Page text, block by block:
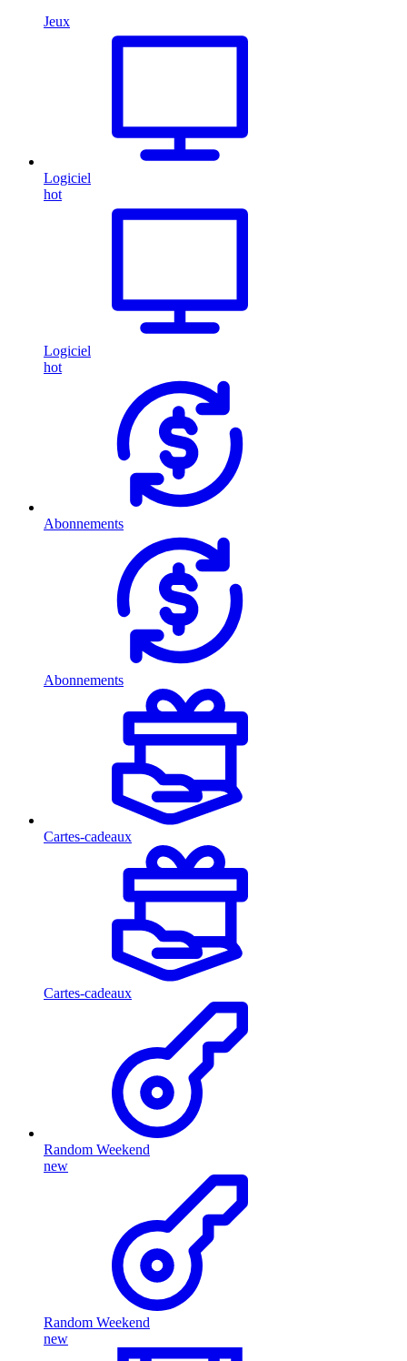
Jeux
Logiciel
hot
Logiciel
hot
Abonnements
Abonnements
Cartes-cadeaux
Cartes-cadeaux
Random Weekend
new
Random Weekend
new